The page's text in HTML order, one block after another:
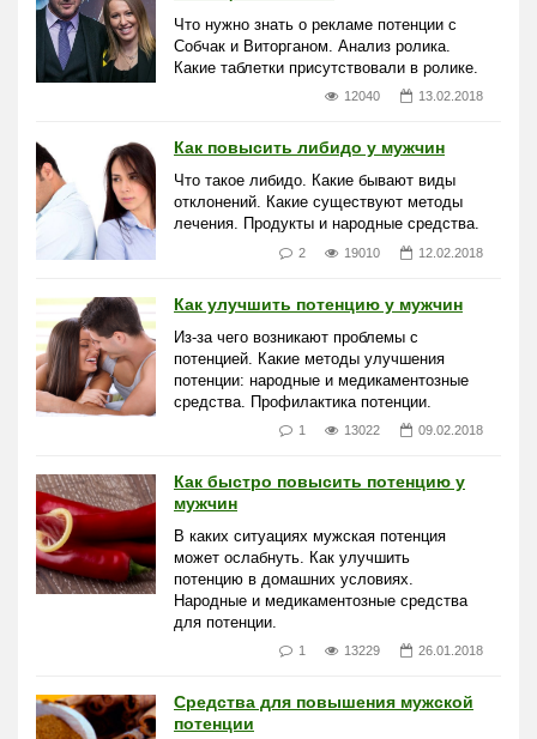
Что нужно знать о рекламе потенции с
Собчак и Виторганом. Анализ ролика.
Какие таблетки присутствовали в ролике.
12040 13.02.2018
Как повысить либидо у мужчин
Что такое либидо. Какие бывают виды
отклонений. Какие существуют методы
лечения. Продукты и народные средства.
2 19010 12.02.2018
Как улучшить потенцию у мужчин
Из-за чего возникают проблемы с
потенцией. Какие методы улучшения
потенции: народные и медикаментозные
средства. Профилактика потенции.
1 13022 09.02.2018
Как быстро повысить потенцию у
мужчин
В каких ситуациях мужская потенция
может ослабнуть. Как улучшить
потенцию в домашних условиях.
Народные и медикаментозные средства
для потенции.
1 13229 26.01.2018
Средства для повышения мужской
потенции